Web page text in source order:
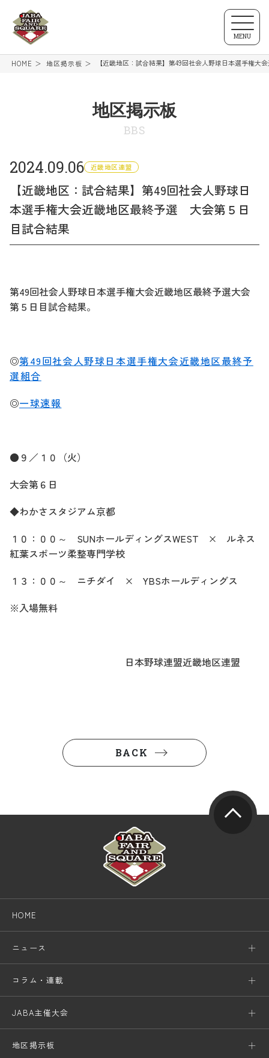
MENU
HOME 地区掲示板 【近畿地区：試合結果】第49回社会人野球日本選手権
地区掲示板
BBS
2024.09.06 近畿地区連盟
【近畿地区：試合結果】第49回社会人野球日
本選手権大会近畿地区最終予選 大会第５日
目試合結果
第49回社会人野球日本選手権大会近畿地区最終予選大会
第５日目試合結果。
◎第49回社会人野球日本選手権大会近畿地区最終予
選組合
◎一球速報
●９／１０（火）
大会第６日
◆わかさスタジアム京都
１０：００～ SUNホールディングスWEST × ルネス
紅葉スポーツ柔整専門学校
１３：００～ ニチダイ × YBSホールディングス
※入場無料
日本野球連盟近畿地区連盟
BACK
HOME
ニュース
コラム・連載
JABA主催大会
地区掲示板